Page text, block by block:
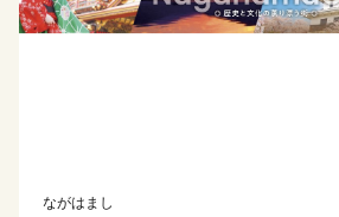
ながはまし